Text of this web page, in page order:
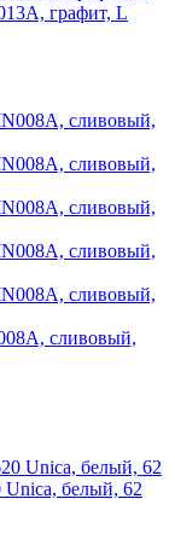
графит, L
сливовый,
белый, 62